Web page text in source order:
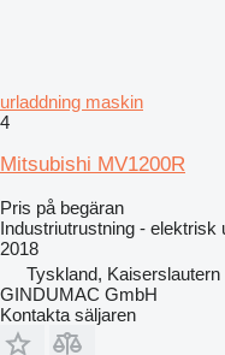
urladdning maskin
4
Mitsubishi MV1200R
Pris på begäran
Industriutrustning - elektrisk
2018
Tyskland, Kaiserslautern
GINDUMAC GmbH
Kontakta säljaren